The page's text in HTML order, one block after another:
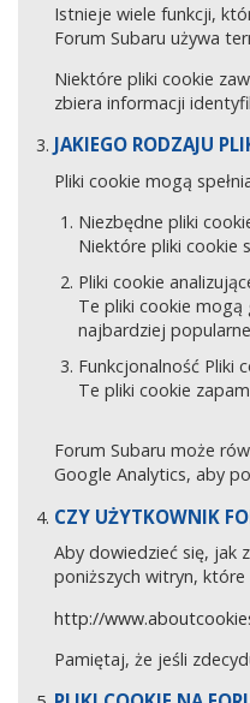
Istnieje wiele funkcji,
Forum Subaru używa
Niektóre pliki cookie
zbiera informacji
JAKIEGO RODZAJU
Pliki cookie mogą
Niezbędne pliki
Niektóre pliki cookie
Pliki cookie
Te pliki cookie mogą
najbardziej
Funkcjonalność Pliki
Te pliki cookie
Forum Subaru może
Google Analytics, aby
CZY UŻYTKOWNIK
Aby dowiedzieć się, jak
poniższych witryn,
http://
Pamiętaj, że jeśli